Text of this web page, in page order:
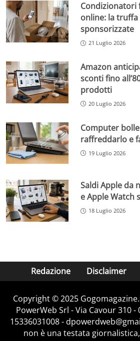
Condizionatori
online: la
sponsorizzate
21 Luglio 2026
Amazon
sconti fino
prodotti
20 Luglio 2026
Computer
raffreddarlo e
19 Luglio 2026
Saldi Apple da
e Apple Watch
18 Luglio 2026
Redazione Disclaimer
Copyright © 2025
PowerWeb Srl - Via Cavour 310 -
15336031008 -
non è una testata